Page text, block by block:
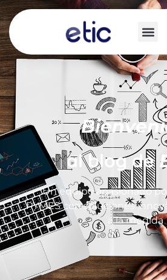
al blog de
Un equipo apasionado
PYMES con soluciones
a la medida